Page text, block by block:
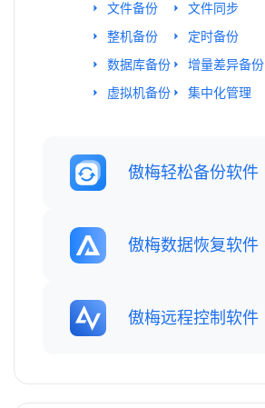
文件备份
整机备份
数据库备份
虚拟机备份
文件同步
定时备份
增量差异备份
集中化管理
傲梅轻松备份软件
傲梅数据恢复软件
傲梅远程控制软件